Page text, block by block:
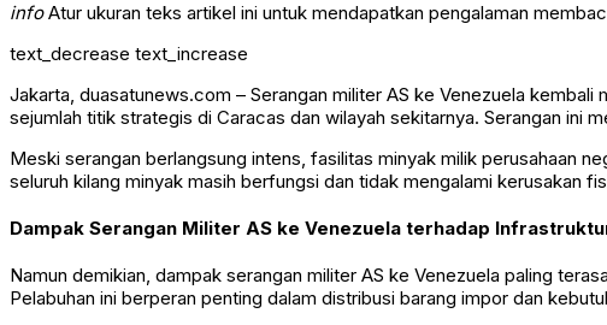
infoAtur ukuran teks artikel ini untuk mendapatkan pengalaman
text_decrease text_increase
Jakarta, duasatunews.com – Serangan militer AS ke Venezuela
sejumlah titik strategis di Caracas dan wilayah sekitarnya. Serangan ini
Meski serangan berlangsung intens, fasilitas minyak milik perusahaan
seluruh kilang minyak masih berfungsi dan tidak mengalami kerusakan
Dampak Serangan Militer AS ke Venezuela terhadap
Namun demikian, dampak serangan militer AS ke Venezuela paling
Pelabuhan ini berperan penting dalam distribusi barang impor dan